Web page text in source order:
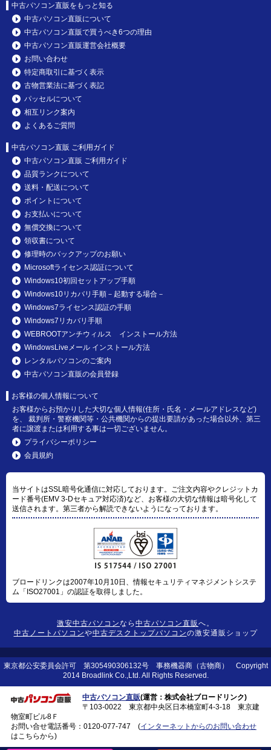
中古パソコン直販をもっと知る
中古パソコン直販について
中古パソコン直販で買うべき6つの理由
中古パソコン直販運営会社概要
お問い合わせ
特定商取引に基づく表示
古物営業法に基づく表記
パッセルについて
相互リンク案内
よくあるご質問
中古パソコン直販 ご利用ガイド
中古パソコン直販 ご利用ガイド
品質ランクについて
送料・配送について
ポイントについて
お支払いについて
無償交換について
領収書について
修理時のバックアップのお願い
Microsoftライセンス認証について
Windows10初回セットアップ手順
Windows10リカバリ手順－起動する場合－
Windows7ライセンス認証の手順
Windows7リカバリ手順
WEBROOTアンチウィルス インストール方法
WindowsLiveメール インストール方法
レンタルパソコンのご案内
中古パソコン直販の会員登録
お客様の個人情報について
お客様からお預かりした大切な個人情報(住所・氏名・メールアドレスなど)
を、 裁判所・警察機関等・公共機関からの提出要請があった場合以外、第三
者に譲渡または利用する事は一切ございません。
プライバシーポリシー
会員規約
当サイトはSSL暗号化通信に対応しております。ご注文内容やクレジットカ
ード番号(EMV 3-Dセキュア対応済)など、お客様の大切な情報は暗号化して
送信されます。第三者から解読できないようになっております。
ブロードリンクは2007年10月10日、情報セキュリティマネジメントシステ
ム「ISO27001」の認証を取得しました。
激安中古パソコンなら 中古パソコン直販へ。
中古ノートパソコンや中古デスクトップパソコンの激安通販ショップ
東京都公安委員会許可 第305490306132号 事務機器商（古物商） Copyright
2014 Broadlink Co.,Ltd. All Rights Reserved.
中古パソコン直販(運営：株式会社ブロードリンク)
〒103-0022 東京都中央区日本橋室町4-3-18 東京建
物室町ビル8Ｆ
お問い合せ電話番号： 0120-077-747 (インターネットからのお問い合わせ
はこちらから)